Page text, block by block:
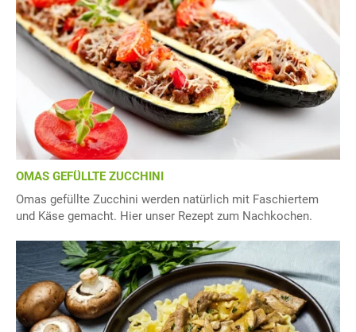
OMAS GEFÜLLTE ZUCCHINI
Omas gefüllte Zucchini werden natürlich mit Faschiertem
und Käse gemacht. Hier unser Rezept zum Nachkochen.